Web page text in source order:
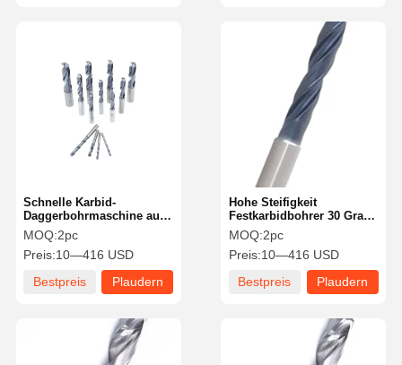
Schnelle Karbid-
Daggerbohrmaschine aus
3D-Edelstahl mit glatter
Oberfläche
MOQ:2pc
Preis:10—416 USD
Bestpreis
Plaudern
Hohe Steifigkeit
Festkarbidbohrer 30 Grad
Helix Winkel
Verschleißbeständig für
Metallbohrungen
MOQ:2pc
Preis:10—416 USD
Bestpreis
Plaudern